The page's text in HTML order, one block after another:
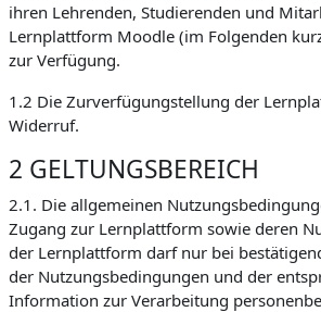
ihren Lehrenden, Studierenden und
Lernplattform Moodle (im Folgenden
zur Verfügung.
1.2 Die Zurverfügungstellung der
Widerruf.
2 GELTUNGSBEREICH
2.1. Die allgemeinen
Zugang zur Lernplattform sowie deren
der Lernplattform darf nur bei
der Nutzungsbedingungen und der
Information zur Verarbeitung